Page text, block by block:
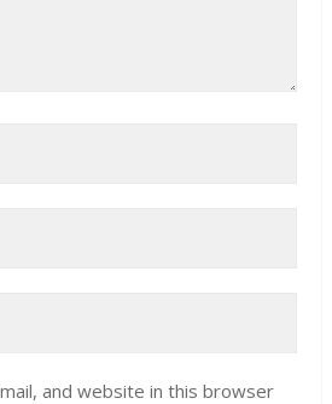
and website in this browser